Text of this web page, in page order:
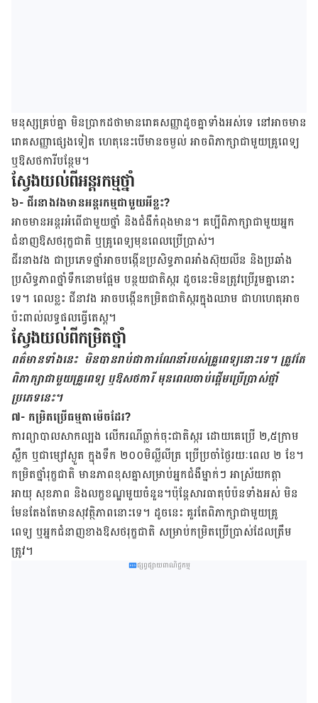
មនុស្សគ្រប់គ្នា មិនប្រាកដថាមានរោគសញ្ញាដូចគ្នាទាំងអស់ទេ នៅអាចមាន
រោគសញ្ញាផ្សេងទៀត ហេតុនេះបើមានចម្ងល់ អាចពិភាក្សាជាមួយគ្រូពេទ្យ
ឬឱសថការីបន្ថែម។
ស្វែងយល់ពីអន្តរកម្មថ្នាំ
៦- ជីរនាងវងមានអន្តរកម្មជាមួយអីខ្លះ?
អាចមាន​អន្តរ​អំពើ​ជាមួយ​ថ្នាំ និង​​ជំងឺកំពុង​មាន។ គប្បីពិភាក្សា​ជាមួយអ្នក
ជំនាញ​ឱសថ​រុក្ខជាតិ ឬគ្រូពេទ្យ​មុន​ពេល​ប្រើ​ប្រាស់។
ជីរនាងវង ​​ជា​​ប្រភេទ​​ថ្នាំ​​អាច​​បង្កើន​​ប្រសិទ្ធ​​ភាព​អាំងស៊ុយលីន និង​ប្រឆាំង​
ប្រសិទ្ធភាព​ថ្នាំ​ទឹក​នោម​ផ្អែម បន្ថយ​ជាតិ​ស្ករ ដូច​នេះ​មិន​ត្រូវ​ប្រើ​រួម​គ្នានោះ​
ទេ។ ពេល​ខ្លះ ជីនាវង ​អាច​បង្កើន​កម្រិត​ជាតិ​ស្ករ​​ក្នុង​ឈាម​ ជាហហេតុ​អាច​
ប៉ះពាល់​លទ្ធផល​ធ្វើ​តេស្ត។
ស្វែងយល់ពីកម្រិតថ្នាំ
ពត៌មាន​ទាំងនេះ ​ មិន​បាន​រាប់​ជា​ការ​ណែ​នាំ​របស់​គ្រូ​ពេទ្យ​នោះ​ទេ។ ​ត្រូវ​តែ​
ពិភាក្សា​ជាមួយ​គ្រូពេទ្យ​ ឬ​ឱសថការី ​មុន​ពេល​ចាប់​ផ្តើម​ប្រើ​ប្រាស់​ថ្នាំ​
ប្រភេទ​នេះ។
៧- កម្រិតប្រើធម្មតាម៉េចដែរ?
ការ​ព្យាបាល​សាក​​ល្បង​ លើ​ករណី​​ធ្លាក់​ចុះ​​ជាតិ​​ស្ករ ដោយ​​​គេ​ប្រើ ​​២,៥ក្រាម​
ស្លឹក​ ឬ​​ជា​​ម្សៅ​​ស្ងួត ក្នុង​ទឹក ២០០​មិល្លីលីត្រ ប្រើ​ប្រចាំ​ថ្ងៃ​រយៈពេល​ ២ ​ខែ។
កម្រិត​​ថ្នាំ​រុក្ខជាតិ​ មាន​ភាព​ខុស​គ្នាសម្រាប់​អ្នក​ជំងឺ​ម្នាក់ៗ​ អាស្រ័យ​កត្តា​
អាយុ សុខភាព និង​លក្ខខណ្ឌ​មួយ​ចំនួន។ប៉ុន្តែសារធាតុ​បំប៉ន​ទាំង​អស់ ​​​មិន​
មែន​តែង​តែ​មាន​សុវត្ថិភាព​នោះ​ទេ។ ដូច​នេះ​ គួរ​តែ​ពិភាក្សា​ជាមួយ​គ្រូ
ពេទ្យ ឬ​អ្នក​ជំនាញ​ខាង​ឱសថ​រុក្ខជាតិ​ សម្រាប់​កម្រិត​​ប្រើ​ប្រាស់​ដែល​ត្រឹម​
ត្រូវ។
ផ្សព្វផ្សាយពាណិជ្ជកម្ម